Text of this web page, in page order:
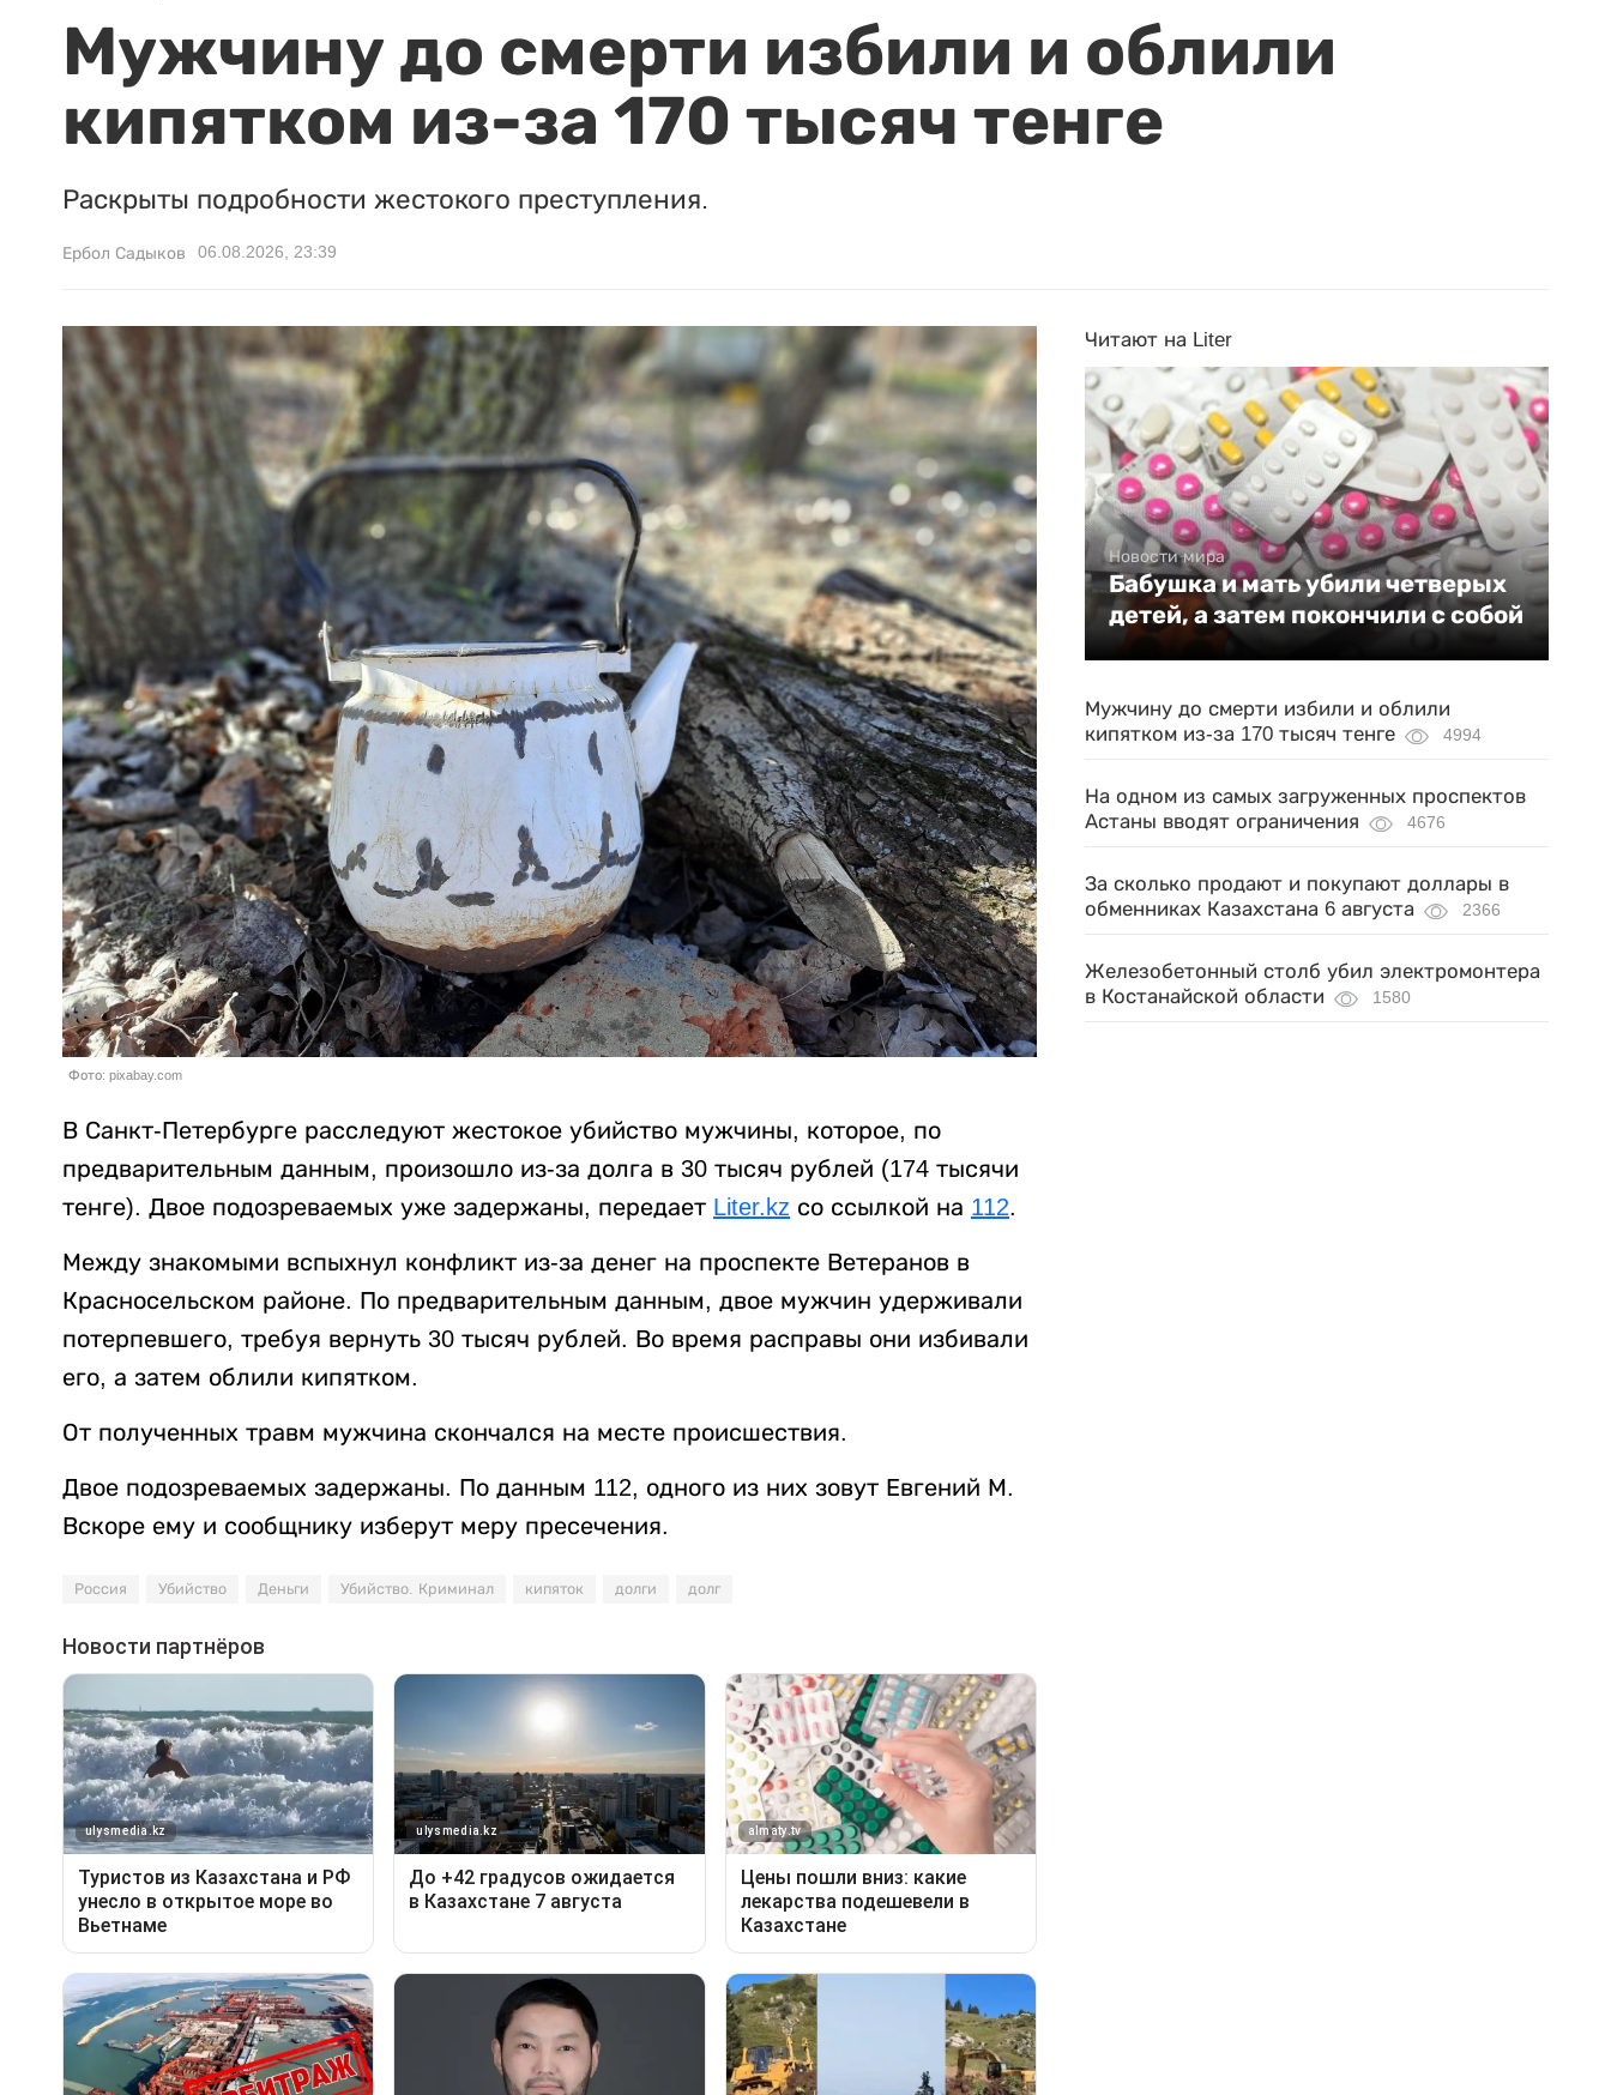
Мужчину до смерти избили и облили
кипятком из-за 170 тысяч тенге
Раскрыты подробности жестокого преступления.
Ербол Садыков 06.08.2026, 23:39
Фото: pixabay.com
В Санкт-Петербурге расследуют жестокое убийство мужчины, которое, по
предварительным данным, произошло из-за долга в 30 тысяч рублей (174 тысячи
тенге). Двое подозреваемых уже задержаны, передает Liter.kz со ссылкой на 112.
Между знакомыми вспыхнул конфликт из-за денег на проспекте Ветеранов в
Красносельском районе. По предварительным данным, двое мужчин удерживали
потерпевшего, требуя вернуть 30 тысяч рублей. Во время расправы они избивали
его, а затем облили кипятком.
От полученных травм мужчина скончался на месте происшествия.
Двое подозреваемых задержаны. По данным 112, одного из них зовут Евгений М.
Вскоре ему и сообщнику изберут меру пресечения.
Россия Убийство Деньги Убийство. Криминал кипяток долги долг
Читают на Liter
Новости мира
Бабушка и мать убили четверых
детей, а затем покончили с собой
Мужчину до смерти избили и облили
кипятком из-за 170 тысяч тенге
4994
На одном из самых загруженных проспектов
Астаны вводят ограничения
4676
За сколько продают и покупают доллары в
обменниках Казахстана 6 августа
2366
Железобетонный столб убил электромонтера
в Костанайской области
1580